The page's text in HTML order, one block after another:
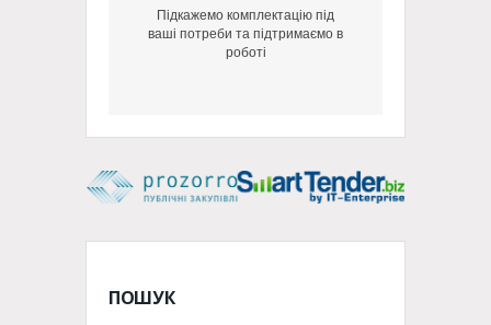
Підкажемо комплектацію під
ваші потреби та підтримаємо в
роботі
ПОШУК